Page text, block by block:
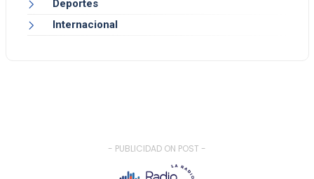
Deportes
Internacional
- PUBLICIDAD ON POST -